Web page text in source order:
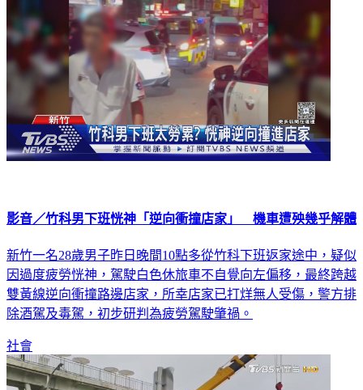
影音／竹科男下班恍神「逆向衝撞店家」 機車遭殃幾乎解體
新竹一名28歲男子昨日晚間10點多從竹科下班返家途中，疑似
因過度疲勞恍神，駕駛白色休旅車不自覺向左偏移，最終跨越
雙黃線逆向衝撞路邊店家，所幸店家已打烊無人受傷，警方排
除酒駕及毒駕，初步研判為疲勞駕駛肇禍。
社會